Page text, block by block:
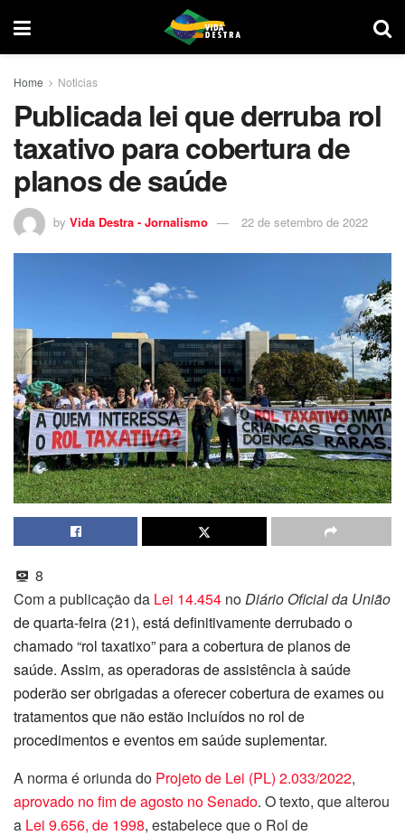
Home Noticias
Publicada lei que derruba rol
taxativo para cobertura de
planos de saúde
by Vida Destra - Jornalismo 22 de setembro de 2022
8
Com a publicação da Lei 14.454 noDiário Oficial da União
de quarta-feira (21), está definitivamente derrubado o
chamado “rol taxatixo” para a cobertura de planos de
saúde. Assim, as operadoras de assistência à saúde
poderão ser obrigadas a oferecer cobertura de exames ou
tratamentos que não estão incluídos no rol de
procedimentos e eventos em saúde suplementar.
A norma é oriunda do Projeto de Lei (PL) 2.033/2022,
aprovado no fim de agosto no Senado. O texto, que alterou
a Lei 9.656, de 1998, estabelece que o Rol de